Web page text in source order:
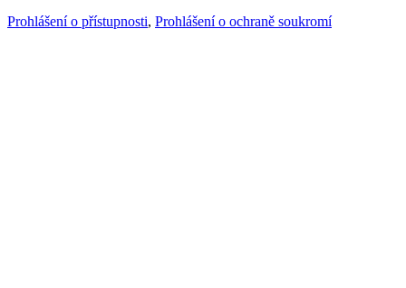
Prohlášení o přístupnosti, Prohlášení o ochraně soukromí